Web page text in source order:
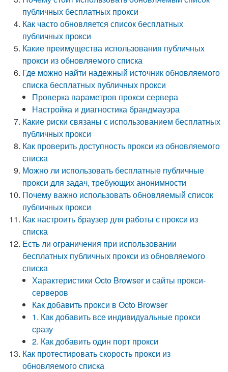
публичных бесплатных прокси
Как часто обновляется список бесплатных
публичных прокси
Какие преимущества использования публичных
прокси из обновляемого списка
Где можно найти надежный источник обновляемого
списка бесплатных публичных прокси
Проверка параметров прокси сервера
Настройка и диагностика брандмауэра
Какие риски связаны с использованием бесплатных
публичных прокси
Как проверить доступность прокси из обновляемого
списка
Можно ли использовать бесплатные публичные
прокси для задач, требующих анонимности
Почему важно использовать обновляемый список
публичных прокси
Как настроить браузер для работы с прокси из
списка
Есть ли ограничения при использовании
бесплатных публичных прокси из обновляемого
списка
Характеристики Octo Browser и сайты прокси-
серверов
Как добавить прокси в Octo Browser
1. Как добавить все индивидуальные прокси
сразу
2. Как добавить один порт прокси
Как протестировать скорость прокси из
обновляемого списка